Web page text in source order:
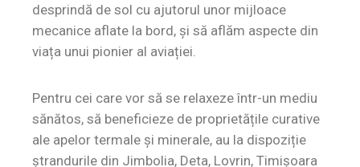
desprindă de sol cu ajutorul unor mijloace
mecanice aflate la bord, și să aflăm aspecte din
viața unui pionier al aviației.
Pentru cei care vor să se relaxeze într-un mediu
sănătos, să beneficieze de proprietățile curative
ale apelor termale și minerale, au la dispoziție
ștrandurile din Jimbolia, Deta, Lovrin, Timișoara